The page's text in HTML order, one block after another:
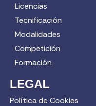
Licencias
Tecnificación
Modalidades
Competición
Formación
LEGAL
Política de Cookies